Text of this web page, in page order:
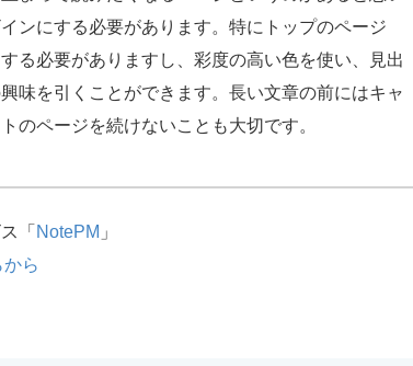
ンにする必要があります。特にトップのページ
る必要がありますし、彩度の高い色を使い、見出
味を引くことができます。長い文章の前にはキャ
のページを続けないことも大切です。
「 NotePM 」
から